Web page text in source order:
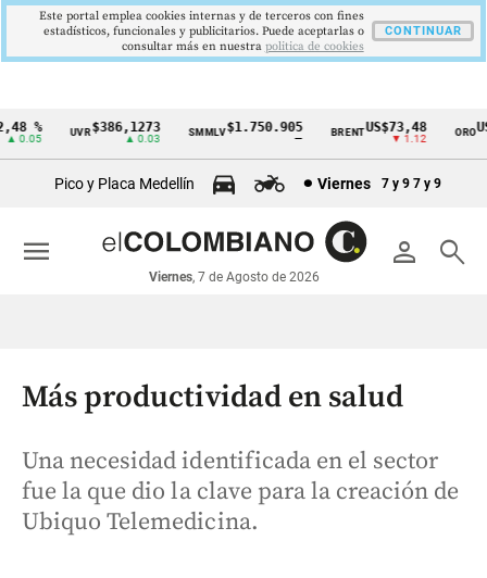
Cintillo
económicos
Colombia
% UVR$386,1273
▲ 0.03
SMMLV$1.750.905 BRENTUS$73,48
▼ 1.12
ORO
Pico y Placa Medellín Viernes 7 y 9 7 y 9
person search
Viernes, 7 de Agosto de 2026
menu
Más productividad en salud
Una necesidad identificada en el sector
fue la que dio la clave para la creación de
Ubiquo Telemedicina.
Este portal emplea cookies internas y de terceros con fines
estadísticos, funcionales y publicitarios. Puede aceptarlas o
consultar más en nuestra politica de cookies
CONTINUAR